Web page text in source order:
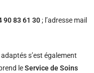
90 83 61 30; l’adresse mail
s’est également
leService de Soins